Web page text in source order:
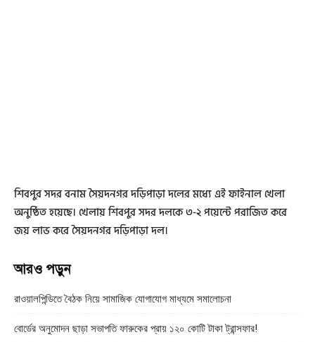
শিবপুর সদর বনাম সৈয়দনগর দড়িপাড়া দলের মধ্যে এই ফাইনাল খেলা
অনুষ্ঠিত হয়েছে। খেলায় শিবপুর সদর দলকে ৩-২ পয়েন্টে পরাজিত করে
জয় লাভ করে সৈয়দনগর দড়িপাড়া দল।
আরও পড়ুন
রাওয়ালপিন্ডিতে বৈঠক নিয়ে সামাজিক যোগাযোগ মাধ্যমে সমালোচনা
বোর্ডের অনুমোদন ছাড়া সভাপতি ফারুকের প্রায় ১২০ কোটি টাকা ট্রান্সফার!